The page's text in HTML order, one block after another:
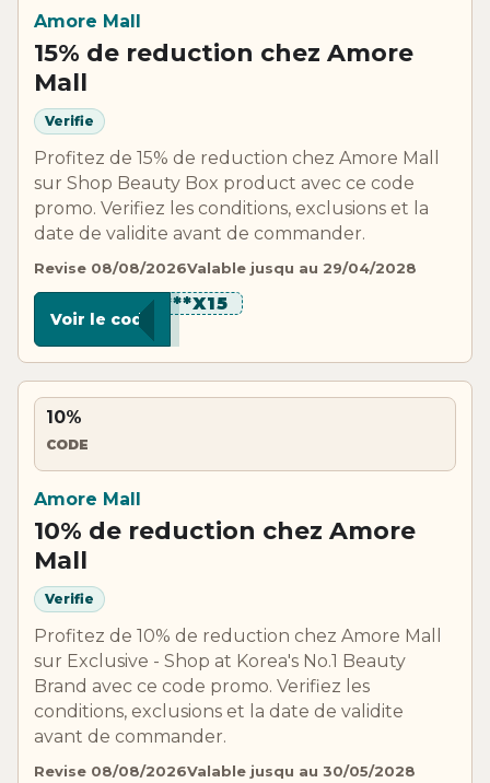
Amore Mall
15% de reduction chez Amore
Mall
Verifie
Profitez de 15% de reduction chez Amore Mall
sur Shop Beauty Box product avec ce code
promo. Verifiez les conditions, exclusions et la
date de validite avant de commander.
Revise 08/08/2026Valable jusqu au 29/04/2028
********X15
Voir le code
10%
CODE
Amore Mall
10% de reduction chez Amore
Mall
Verifie
Profitez de 10% de reduction chez Amore Mall
sur Exclusive - Shop at Korea's No.1 Beauty
Brand avec ce code promo. Verifiez les
conditions, exclusions et la date de validite
avant de commander.
Revise 08/08/2026Valable jusqu au 30/05/2028